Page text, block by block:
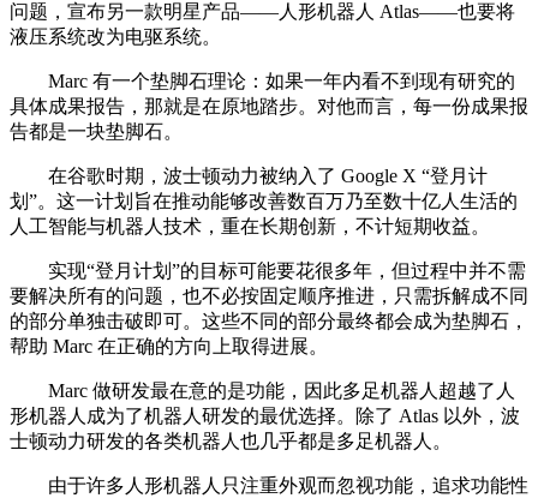
问题，宣布另一款明星产品——人形机器人 Atlas——也要将
液压系统改为电驱系统。
Marc 有一个垫脚石理论：如果一年内看不到现有研究的
具体成果报告，那就是在原地踏步。对他而言，每一份成果报
告都是一块垫脚石。
在谷歌时期，波士顿动力被纳入了 Google X “登月计
划”。这一计划旨在推动能够改善数百万乃至数十亿人生活的
人工智能与机器人技术，重在长期创新，不计短期收益。
实现“登月计划”的目标可能要花很多年，但过程中并不需
要解决所有的问题，也不必按固定顺序推进，只需拆解成不同
的部分单独击破即可。这些不同的部分最终都会成为垫脚石，
帮助 Marc 在正确的方向上取得进展。
Marc 做研发最在意的是功能，因此多足机器人超越了人
形机器人成为了机器人研发的最优选择。除了 Atlas 以外，波
士顿动力研发的各类机器人也几乎都是多足机器人。
由于许多人形机器人只注重外观而忽视功能，追求功能性